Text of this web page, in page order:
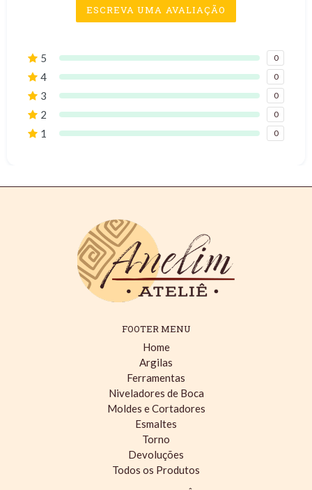
ESCREVA UMA AVALIAÇÃO
5 0
4 0
3 0
2 0
1 0
FOOTER MENU
Home
Argilas
Ferramentas
Niveladores de Boca
Moldes e Cortadores
Esmaltes
Torno
Devoluções
Todos os Produtos